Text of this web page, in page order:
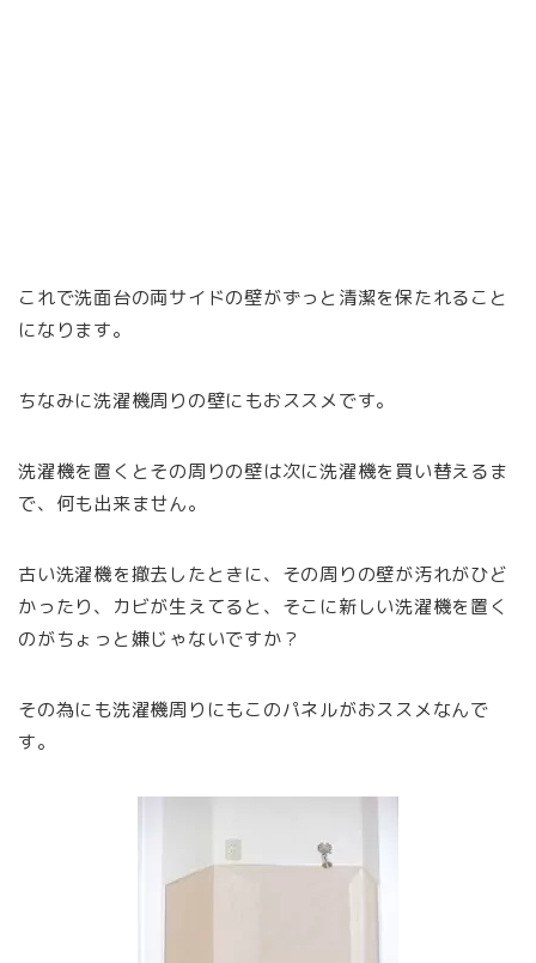
これで洗面台の両サイドの壁がずっと清潔を保たれること
になります。
ちなみに洗濯機周りの壁にもおススメです。
洗濯機を置くとその周りの壁は次に洗濯機を買い替えるま
で、何も出来ません。
古い洗濯機を撤去したときに、その周りの壁が汚れがひど
かったり、カビが生えてると、そこに新しい洗濯機を置く
のがちょっと嫌じゃないですか？
その為にも洗濯機周りにもこのパネルがおススメなんで
す。